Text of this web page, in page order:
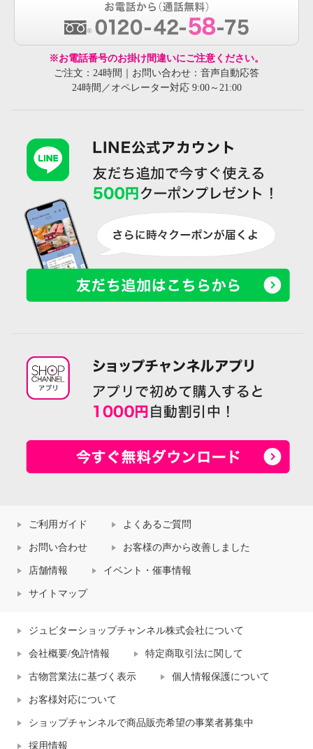
※お電話番号のお掛け間違いにご注意ください。
ご注文：24時間｜お問い合わせ：音声自動応答
24時間／オペレーター対応 9:00～21:00
ご利用ガイド よくあるご質問
お問い合わせ お客様の声から改善しました
店舗情報 イベント・催事情報
サイトマップ
ジュピターショップチャンネル株式会社について
会社概要/免許情報 特定商取引法に関して
古物営業法に基づく表示 個人情報保護について
お客様対応について
ショップチャンネルで商品販売希望の事業者募集中
採用情報